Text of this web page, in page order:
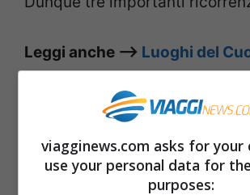
Leggi anche –> Luoghi del
dalla fondazione
viagginews.com asks for your
use your personal data for
purposes: